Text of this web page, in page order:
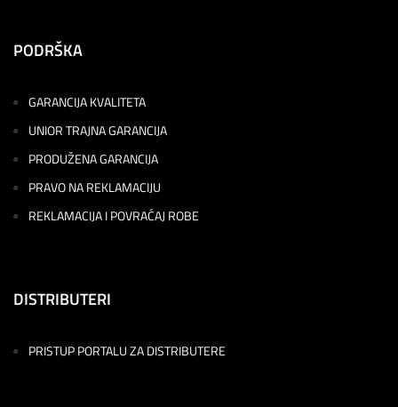
PODRŠKA
GARANCIJA KVALITETA
UNIOR TRAJNA GARANCIJA
PRODUŽENA GARANCIJA
PRAVO NA REKLAMACIJU
REKLAMACIJA I POVRAĆAJ ROBE
DISTRIBUTERI
PRISTUP PORTALU ZA DISTRIBUTERE